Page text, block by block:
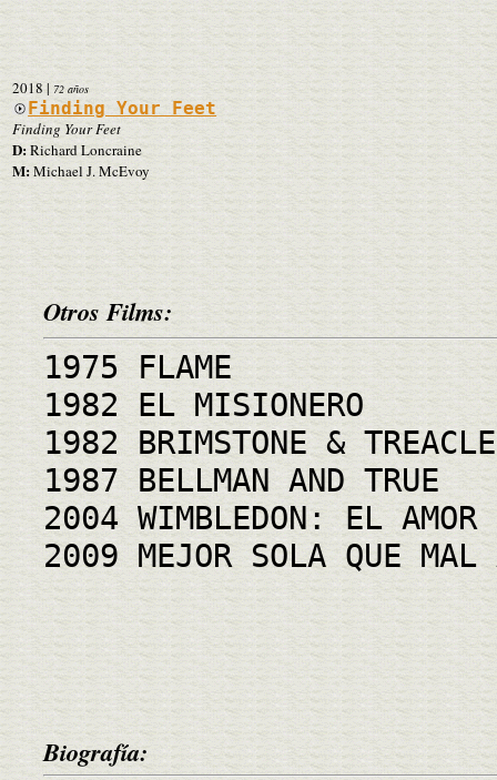
2018| 72 años
Finding Your Feet
Finding Your Feet
D:Richard Loncraine
M:Michael J. McEvoy
Otros Films:
1975 FLAME
1982 EL MISIONERO
1982 BRIMSTONE & TREACLE
1987 BELLMAN AND TRUE
2004 WIMBLEDON: EL AMOR
2009 MEJOR SOLA QUE MAL
Biografía: